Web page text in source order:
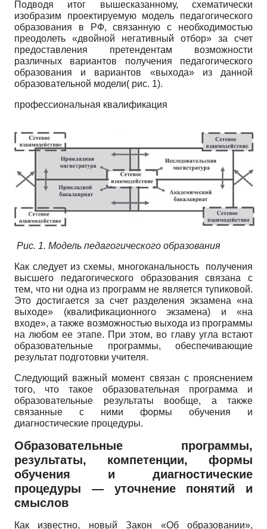
Подводя итог вышесказанному, схематически
изобразим проектируемую модель педагогического
образования в РФ, связанную с необходимостью
преодолеть «двойной негативный отбор» за счет
предоставления претендентам возможности
различных вариантов получения педагогического
образования и вариантов «выхода» из данной
образовательной модели( рис. 1).
профессиональная квалификация
Рис. 1. Модель педагогического образования
Как следует из схемы, многоканальность получения
высшего педагогического образования связана с
тем, что ни одна из программ не является тупиковой.
Это достигается за счет разделения экзамена «на
выходе» (квалификационного экзамена) и «на
входе», а также возможностью выхода из программы
на любом ее этапе. При этом, во главу угла встают
образовательные программы, обеспечивающие
результат подготовки учителя.
Следующий важный момент связан с прояснением
того, что такое образовательная программа и
образовательные результаты вообще, а также
связанные с ними формы обучения и
диагностические процедуры.
Образовательные программы,
результаты, компетенции, формы
обучения и диагностические
процедуры — уточнение понятий и
смыслов
Как известно, новый Закон «Об образовании»,